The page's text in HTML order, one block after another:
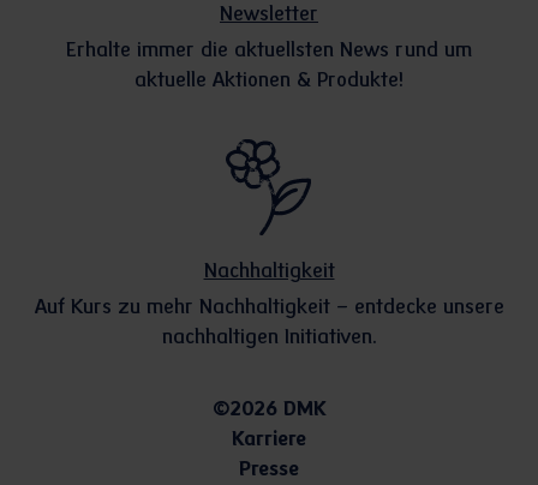
Newsletter
Erhalte immer die aktuellsten News rund um
aktuelle Aktionen & Produkte!
Nachhaltigkeit
Auf Kurs zu mehr Nachhaltigkeit – entdecke unsere
nachhaltigen Initiativen.
©2026 DMK
Karriere
Presse